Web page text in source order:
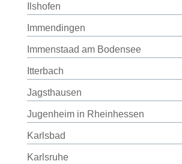
Ilshofen
Immendingen
Immenstaad am Bodensee
Itterbach
Jagsthausen
Jugenheim in Rheinhessen
Karlsbad
Karlsruhe